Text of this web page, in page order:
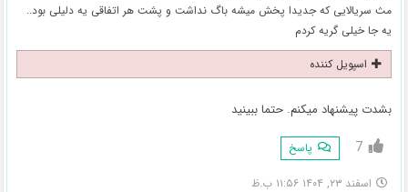
مث سریالایی که جدیدا پخش میشه باگ نداشت و پشت هر اتفاقی یه دلیلی بود..
یه جا خیلی گریه کردم
اسپویل کننده
بشدت پیشنهاد میکنم. حتما ببینید
7 پاسخ
اسفند ۲۳, ۱۴۰۴ ۱۱:۵۶ ب.ظ